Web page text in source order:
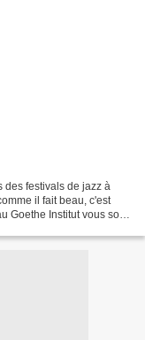
des festivals de jazz à
il fait beau, c'est
Goethe Institut vous sont